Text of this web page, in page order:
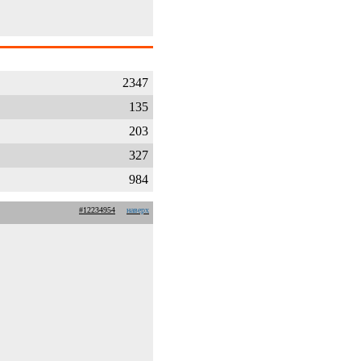
2347
135
203
327
984
#12234954 наверх